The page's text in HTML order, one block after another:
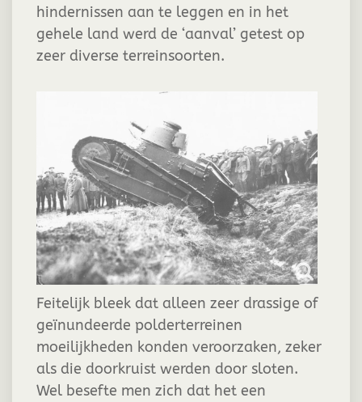
hindernissen aan te leggen en in het
gehele land werd de ‘aanval’ getest op
zeer diverse terreinsoorten.
Feitelijk bleek dat alleen zeer drassige of
geïnundeerde polderterreinen
moeilijkheden konden veroorzaken, zeker
als die doorkruist werden door sloten.
Wel besefte men zich dat het een